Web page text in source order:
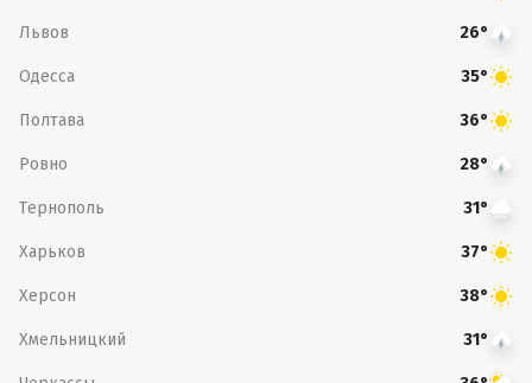
Львов 26°
Одесса 35°
Полтава 36°
Ровно 28°
Тернополь 31°
Харьков 37°
Херсон 38°
Хмельницкий 31°